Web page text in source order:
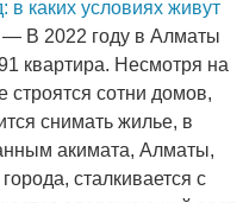
в каких условиях живут
В 2022 году в Алматы
квартира. Несмотря на
строятся сотни домов,
снимать жилье, в
акимата, Алматы,
сталкивается с